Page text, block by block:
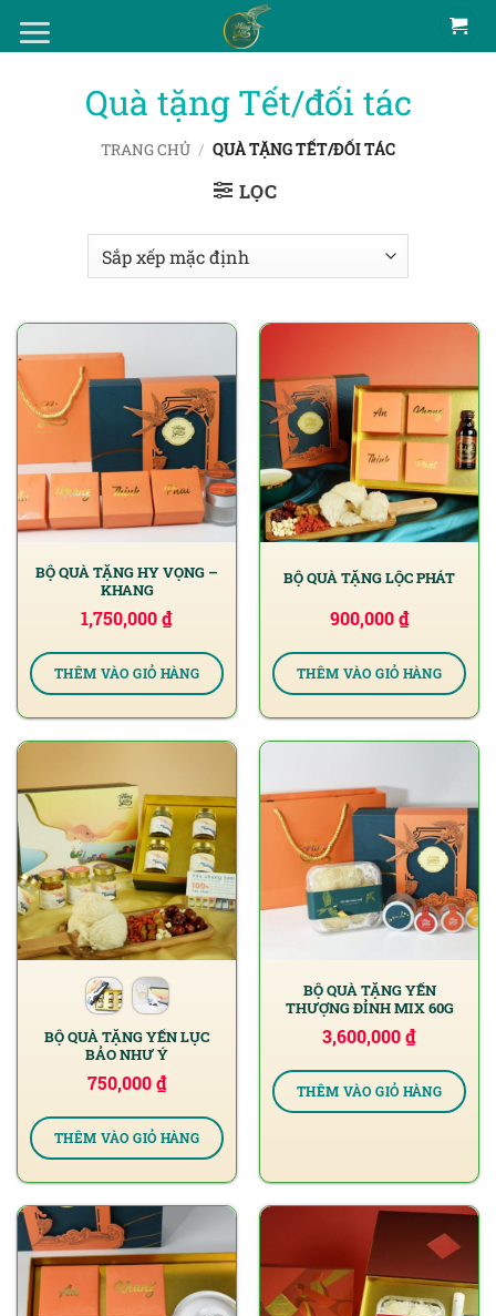
qua
Quà tặng Tết/đối tác
TRANG CHỦ / QUÀ TẶNG TẾT/ĐỐI TÁC
LỌC
BỘ QUÀ TẶNG HY VỌNG –
KHANG
1,750,000₫
THÊM VÀO GIỎ HÀNG
BỘ QUÀ TẶNG LỘC PHÁT
900,000₫
THÊM VÀO GIỎ HÀNG
BỘ QUÀ TẶNG YẾN LỤC
BẢO NHƯ Ý
750,000₫
THÊM VÀO GIỎ HÀNG
BỘ QUÀ TẶNG YẾN
THƯỢNG ĐỈNH MIX 60G
3,600,000₫
THÊM VÀO GIỎ HÀNG